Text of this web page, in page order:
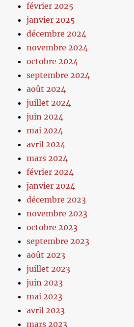
février 2025
janvier 2025
décembre 2024
novembre 2024
octobre 2024
septembre 2024
août 2024
juillet 2024
juin 2024
mai 2024
avril 2024
mars 2024
février 2024
janvier 2024
décembre 2023
novembre 2023
octobre 2023
septembre 2023
août 2023
juillet 2023
juin 2023
mai 2023
avril 2023
mars 2023